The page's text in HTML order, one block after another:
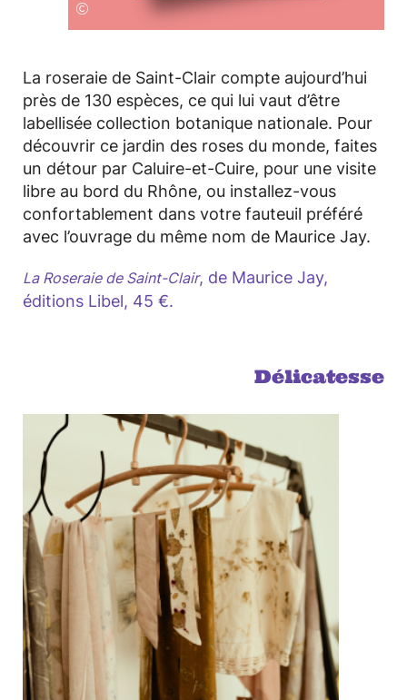
©
La roseraie de Saint-Clair compte aujourd’hui
près de 130 espèces, ce qui lui vaut d’être
labellisée collection botanique nationale. Pour
découvrir ce jardin des roses du monde, faites
un détour par Caluire-et-Cuire, pour une visite
libre au bord du Rhône, ou installez-vous
confortablement dans votre fauteuil préféré
avec l’ouvrage du même nom de Maurice Jay.
La Roseraie de Saint-Clair, de Maurice Jay,
éditions Libel, 45 €.
Délicatesse